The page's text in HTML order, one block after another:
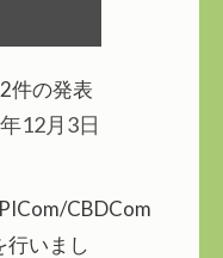
件の発表
12月3日
CBDCom
行いまし